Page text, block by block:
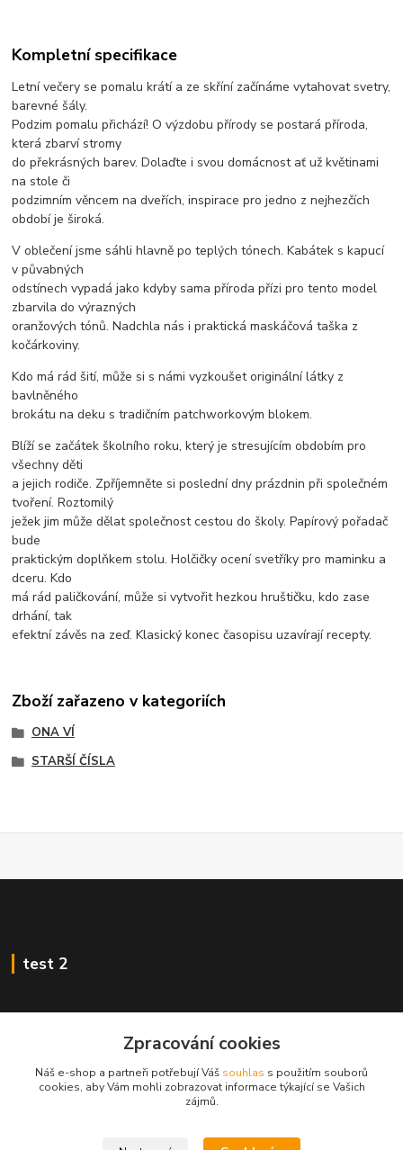
Kompletní specifikace
Letní večery se pomalu krátí a ze skříní začínáme vytahovat svetry,
barevné šály.
Podzim pomalu přichází! O výzdobu přírody se postará příroda,
která zbarví stromy
do překrásných barev. Dolaďte i svou domácnost ať už květinami
na stole či
podzimním věncem na dveřích, inspirace pro jedno z nejhezčích
období je široká.
V oblečení jsme sáhli hlavně po teplých tónech. Kabátek s kapucí
v půvabných
odstínech vypadá jako kdyby sama příroda přízi pro tento model
zbarvila do výrazných
oranžových tónů. Nadchla nás i praktická maskáčová taška z
kočárkoviny.
Kdo má rád šití, může si s námi vyzkoušet originální látky z
bavlněného
brokátu na deku s tradičním patchworkovým blokem.
Blíží se začátek školního roku, který je stresujícím obdobím pro
všechny děti
a jejich rodiče. Zpříjemněte si poslední dny prázdnin při společném
tvoření. Roztomilý
ježek jim může dělat společnost cestou do školy. Papírový pořadač
bude
praktickým doplňkem stolu. Holčičky ocení svetříky pro maminku a
dceru. Kdo
má rád paličkování, může si vytvořit hezkou hruštičku, kdo zase
drhání, tak
efektní závěs na zeď. Klasický konec časopisu uzavírají recepty.
Zboží zařazeno v kategoriích
ONA VÍ
STARŠÍ ČÍSLA
test 2
Kontakty
Zákaznická podpora
Zpracování cookies
Náš e-shop a partneři potřebují Váš souhlas s použitím souborů
cookies, aby Vám mohli zobrazovat informace týkající se Vašich
zájmů.